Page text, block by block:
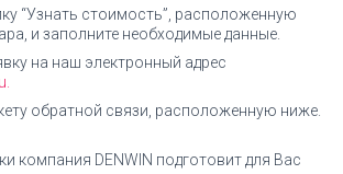
СКАЧАТЬ ДЕКЛАРАЦИЮ
Li-Ion аккумуляторы
соответствия на Ni-Mh аккумуляторы
“Узнать стоимость”, расположенную
и заполните необходимые данные.
на наш электронный адрес
обратной связи, расположенную ниже.
компания DENWIN подготовит для Вас